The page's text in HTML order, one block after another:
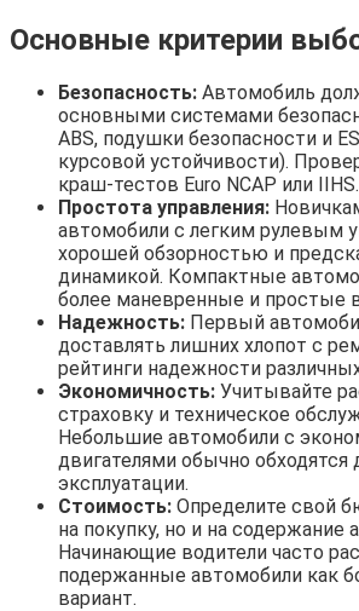
Основные критерии
Безопасность: Автомобиль
основными системами
ABS, подушки безопасности и
курсовой устойчивости).
краш-тестов Euro NCAP или IIHS.
Простота управления:
автомобили с легким рулевым
хорошей обзорностью и
динамикой. Компактные
более маневренные и простые
Надежность: Первый
доставлять лишних хлопот с
рейтинги надежности
Экономичность: Учитывайте
страховку и техническое
Небольшие автомобили с
двигателями обычно
эксплуатации.
Стоимость: Определите свой
на покупку, но и на содержание
Начинающие водители часто
подержанные автомобили как
вариант.